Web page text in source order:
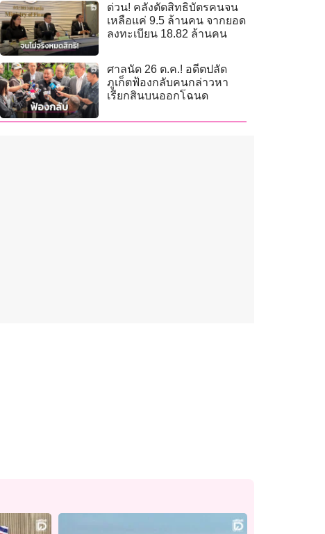
ด่วน! คลังตัดสิทธิบัตรคนจน
เหลือแค่ 9.5 ล้านคน จากยอด
ลงทะเบียน 18.82 ล้านคน
ศาลนัด 26 ต.ค.! อดีตปลัด
ภูเก็ตฟ้องกลับคนกล่าวหา
เรียกสินบนออกโฉนด